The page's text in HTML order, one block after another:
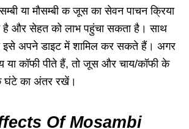
या मौसम्बी क जूस का सेवन पाचन क्रिया
और सेहत को लाभ पहुंचा सकता है। साथ
इसे अपने डाइट में शामिल कर सकते हैं। अगर
कॉफी पीते हैं, तो जूस और चाय/कॉफी के
घंटे का अंतर रखें।
Of Mosambi